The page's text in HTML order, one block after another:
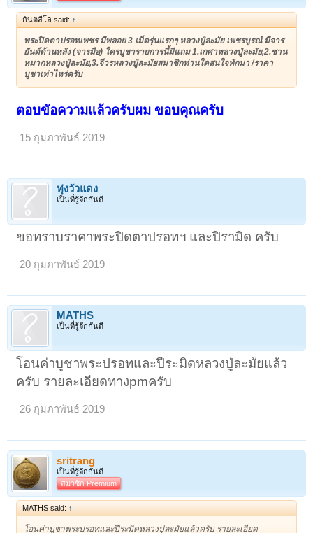
กันตสีโล said: ↑
พระปิดตาปรอทเพชร มีพลอย 3 เม็ดรุ่นแรกๆ หลวงปู่ละมัย เพชรบูรณ์ มีจาร
ยันต์ด้านหลัง (จารมือ) ใครบูชารายการนี้มีแถม 1.เกศาหลวงปู่ละมัย,2.ชาน
หมากหลวงปู่ละมัย,3.จีวรหลวงปู่ละมัยสมาชิกท่านใดสนใจทักมา /ราคา
บูชาเท่าไหร่ครับ
ตอบขัอความแล้วครับผม ขอบคุณครับ
15 กุมภาพันธ์ 2019
ทุ่งวัวแดง
เป็นที่รู้จักกันดี
ขอทราบราคาพระปิดตาปรอทฯ และปิรามิด ครับ
20 กุมภาพันธ์ 2019
MATHS
เป็นที่รู้จักกันดี
โอนค่าบูชาพระปรอทและปีระมิดหลวงปู่ละมัยแล้ว
ครับ รายละเอียดทางpmครับ
26 กุมภาพันธ์ 2019
sritrang
เป็นที่รู้จักกันดี
สมาชิก Premium
MATHS said: ↑
โอนค่าบูชาพระปรอทและปีระมิดหลวงปู่ละมัยแล้วครับ รายละเอียด